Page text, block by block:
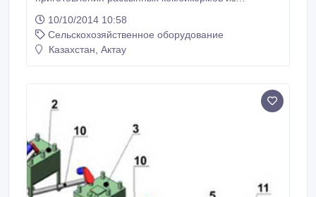
т.д.) и БМВД. В состав входят: -молотковая дробилка
- 2 шт. -бункер-смеситель - 1 шт. -шнек питатель - 1
шт. -рама агрегата - 1 шт. Подробные технические
10/10/2014 10:58
Сельскохозяйственное оборудование
Казахстан, Актау